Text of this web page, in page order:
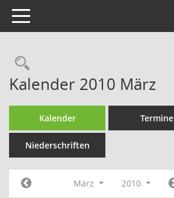
Toggle navigation
Rechercheauswahl
Kalender 2010 März
Kalender Termine
Niederschriften
März 2010